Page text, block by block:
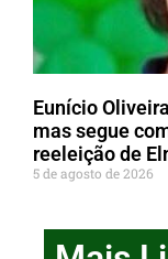
Eunício
mas segue
reeleição de
5 de agosto de 2026